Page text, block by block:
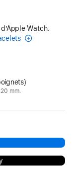
Watch.
mm.